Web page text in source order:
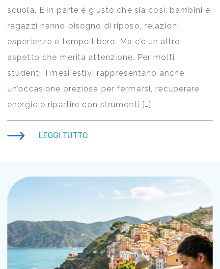
scuola. E in parte è giusto che sia così: bambini e
ragazzi hanno bisogno di riposo, relazioni,
esperienze e tempo libero. Ma c’è un altro
aspetto che merita attenzione. Per molti
studenti, i mesi estivi rappresentano anche
un’occasione preziosa per fermarsi, recuperare
energie e ripartire con strumenti […]
LEGGI TUTTO